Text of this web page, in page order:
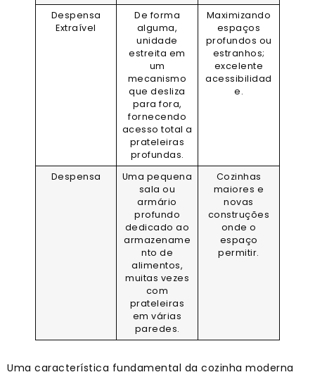
Despensa
Extraível
De forma
alguma,
unidade
estreita em
um
mecanismo
que desliza
para fora,
fornecendo
acesso total a
prateleiras
profundas.
Maximizando
espaços
profundos ou
estranhos;
excelente
acessibilidad
e.
Despensa
Uma pequena
sala ou
armário
profundo
dedicado ao
armazename
nto de
alimentos,
muitas vezes
com
prateleiras
em várias
paredes.
Cozinhas
maiores e
novas
construções
onde o
espaço
permitir.
Uma característica fundamental da cozinha moderna